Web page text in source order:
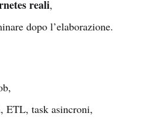
reali,
dopo l’elaborazione.
ETL, task asincroni,